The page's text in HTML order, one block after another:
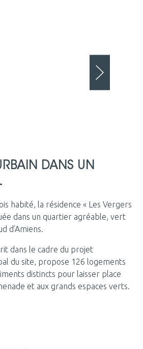
DANS UN
habité, la résidence « Les Vergers
dans un quartier agréable, vert
d’Amiens.
dans le cadre du projet
du site, propose 126 logements
distincts pour laisser place
et aux grands espaces verts.